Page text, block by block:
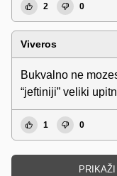
2 0
Viveros
Bukvalno ne
“jeftiniji” veliki
1 0